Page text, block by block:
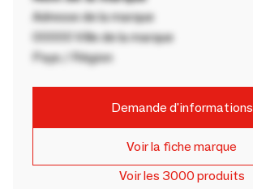
Adresse de la marque
00000 Ville de la marque
Pays / Région
Demande d'informations
Voir la fiche marque
Voir les 3000 produits